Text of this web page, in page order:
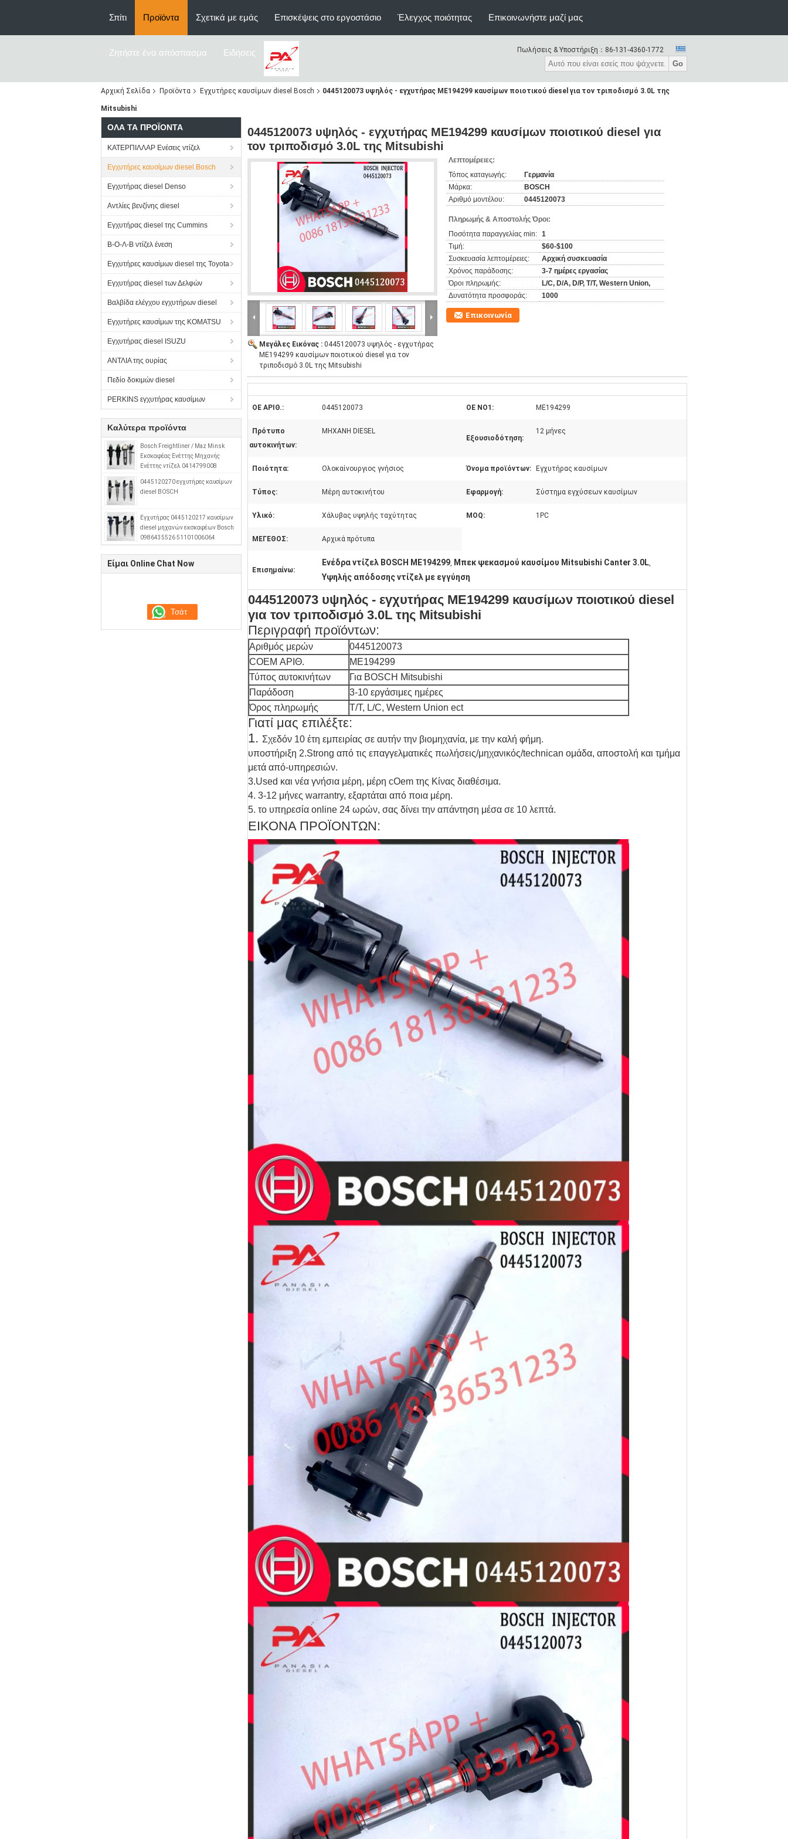
Σπίτι Προϊόντα Σχετικά με εμάς Επισκέψεις στο εργοστάσιο Έλεγχος ποιότητας Επικοινωνήστε μαζί μας
Ζητήστε ένα απόσπασμα Ειδήσεις Πωλήσεις & Υποστήριξη： 86-131-4360-1772
Go
Αρχική Σελίδα Προϊόντα Εγχυτήρες καυσίμων diesel Bosch 0445120073 υψηλός - εγχυτήρας ME194299 καυσίμων ποιοτικού diesel για τον τριποδισμό 3.0L της
Mitsubishi
ΌΛΑ ΤΑ ΠΡΟΪΌΝΤΑ
ΚΑΤΕΡΠΙΛΛΑΡ Ενέσεις ντίζελ
Εγχυτήρες καυσίμων diesel Bosch
Εγχυτήρας diesel Denso
Αντλίες βενζίνης diesel
Εγχυτήρας diesel της Cummins
Β-Ο-Λ-Β ντίζελ ένεση
Εγχυτήρες καυσίμων diesel της Toyota
Εγχυτήρας diesel των Δελφών
Βαλβίδα ελέγχου εγχυτήρων diesel
Εγχυτήρες καυσίμων της KOMATSU
Εγχυτήρας diesel ISUZU
ΑΝΤΛΙΑ της ουρίας
Πεδίο δοκιμών diesel
PERKINS εγχυτήρας καυσίμων
Καλύτερα προϊόντα
Bosch Freightliner / Maz Minsk
Εκσκαφέας Ενέττης Μηχανής
Ενέττης ντίζελ 0414799008
0445120270 εγχυτήρες καυσίμων
diesel BOSCH
Εγχυτήρας 0445120217 καυσίμων
diesel μηχανών εκσκαφέων Bosch
0986435526 51101006064
Είμαι Online Chat Now
0445120073 υψηλός - εγχυτήρας ME194299 καυσίμων ποιοτικού diesel για
τον τριποδισμό 3.0L της Mitsubishi
Μεγάλες Εικόνας : 0445120073 υψηλός - εγχυτήρας
ME194299 καυσίμων ποιοτικού diesel για τον
τριποδισμό 3.0L της Mitsubishi
Λεπτομέρειες:
Τόπος καταγωγής:
Γερμανία
Μάρκα:
BOSCH
Αριθμό μοντέλου:
0445120073
Πληρωμής & Αποστολής Όροι:
Ποσότητα παραγγελίας min: 1
Τιμή:
$60-$100
Συσκευασία λεπτομέρειες:
Αρχική συσκευασία
Χρόνος παράδοσης:
3-7 ημέρες εργασίας
Όροι πληρωμής:
L/C, D/A, D/P, T/T, Western Union,
Δυνατότητα προσφοράς:
1000
Επικοινωνία
OE ΑΡΙΘ.: 0445120073 OE NO1: ME194299
Πρότυπο
αυτοκινήτων:
ΜΗΧΑΝΗ DIESEL
Εξουσιοδότηση:
12 μήνες
Ποιότητα: Ολοκαίνουργιος γνήσιος Όνομα προϊόντων: Εγχυτήρας καυσίμων
Τύπος: Μέρη αυτοκινήτου Εφαρμογή: Σύστημα εγχύσεων καυσίμων
Υλικό: Χάλυβας υψηλής ταχύτητας MOQ: 1PC
ΜΕΓΕΘΟΣ: Αρχικά πρότυπα
Επισημαίνω:
Ενέδρα ντίζελ BOSCH ME194299, Μπεκ ψεκασμού καυσίμου Mitsubishi Canter 3.0L,
Υψηλής απόδοσης ντίζελ με εγγύηση
0445120073 υψηλός - εγχυτήρας ME194299 καυσίμων ποιοτικού diesel
για τον τριποδισμό 3.0L της Mitsubishi
Περιγραφή προϊόντων:
Αριθμός μερών
0445120073
COEM ΑΡΙΘ.
ME194299
Τύπος αυτοκινήτων
Για BOSCH Mitsubishi
Παράδοση
3-10 εργάσιμες ημέρες
Όρος πληρωμής
T/T, L/C, Western Union ect
Γιατί μας επιλέξτε:
1. Σχεδόν 10 έτη εμπειρίας σε αυτήν την βιομηχανία, με την καλή φήμη.
υποστήριξη 2.Strong από τις επαγγελματικές πωλήσεις/μηχανικός/technican ομάδα, αποστολή και τμήμα
μετά από-υπηρεσιών.
3.Used και νέα γνήσια μέρη, μέρη cOem της Κίνας διαθέσιμα.
4. 3-12 μήνες warrantry, εξαρτάται από ποια μέρη.
5. το υπηρεσία online 24 ωρών, σας δίνει την απάντηση μέσα σε 10 λεπτά.
ΕΙΚΟΝΑ ΠΡΟΪΟΝΤΩΝ: